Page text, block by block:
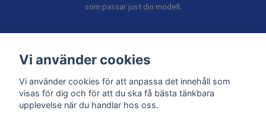
som passar just din modell.
Sidor
Vi använder cookies
Vi använder cookies för att anpassa det innehåll som
visas för dig och för att du ska få bästa tänkbara
upplevelse när du handlar hos oss.